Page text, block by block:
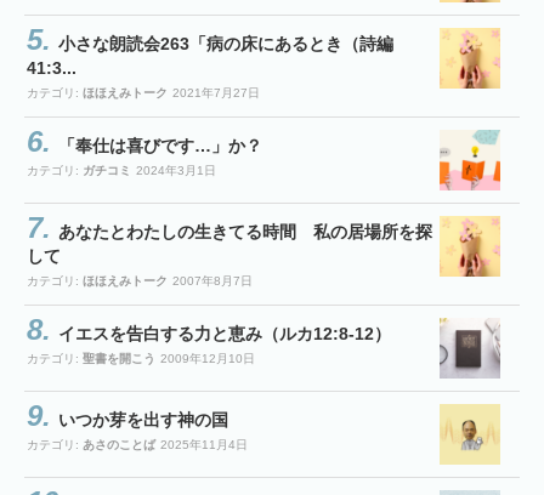
小さな朗読会263「病の床にあるとき（詩編
41:3...
カテゴリ: ほほえみトーク 2021年7月27日
「奉仕は喜びです…」か？
カテゴリ: ガチコミ 2024年3月1日
あなたとわたしの生きてる時間 私の居場所を探
して
カテゴリ: ほほえみトーク 2007年8月7日
イエスを告白する力と恵み（ルカ12:8-12）
カテゴリ: 聖書を開こう 2009年12月10日
いつか芽を出す神の国
カテゴリ: あさのことば 2025年11月4日